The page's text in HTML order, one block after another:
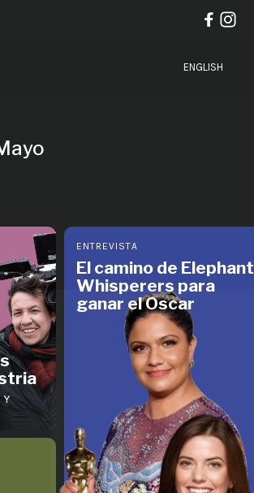
ENGLISH
Y
ENTREVISTA
El camino de Elephant
Whisperers para
ganar el Oscar